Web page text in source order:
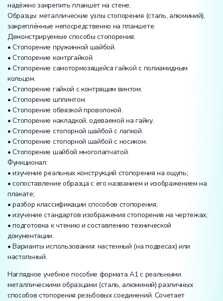
надёжно закрепить планшет на стене.
Образцы: металлические узлы стопорения (сталь, алюминий),
закреплённые непосредственно на планшете.
Демонстрируемые способы стопорения:
• Стопорение пружинной шайбой.
• Стопорение контргайкой.
• Стопорение самотормозящейся гайкой с полиамидным
кольцом.
• Стопорение гайкой с контрящим винтом.
• Стопорение шплинтом.
• Стопорение обвязкой проволокой.
• Стопорение накладкой, одеваемой на гайку.
• Стопорение стопорной шайбой с лапкой.
• Стопорение стопорной шайбой с носиком.
• Стопорение шайбой многолапчатой.
Функционал:
• изучение реальных конструкций стопорения на ощупь;
• сопоставление образца с его названием и изображением на
плакате;
• разбор классификации способов стопорения;
• изучение стандартов изображения стопорения на чертежах;
• подготовка к чтению и составлению технической
документации.
• Варианты использования: настенный (на подвесах) или
настольный.
Наглядное учебное пособие формата А1 с реальными
металлическими образцами (сталь, алюминий) различных
способов стопорения резьбовых соединений. Сочетает